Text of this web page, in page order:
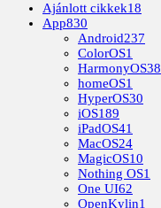
Ajánlott cikkek18
App830
Android237
ColorOS1
HarmonyOS38
homeOS1
HyperOS30
iOS189
iPadOS41
MacOS24
MagicOS10
Nothing OS1
One UI62
OpenKylin1